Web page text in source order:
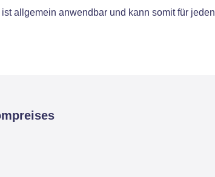
allgemein anwendbar und kann somit für jeden